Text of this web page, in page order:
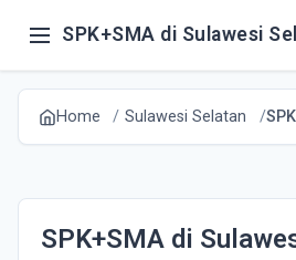
SPK+SMA di Sulawesi
Home Sulawesi Selatan
SPK+SMA di